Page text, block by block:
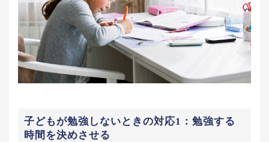
子どもが勉強しないときの対応1：勉強する
時間を決めさせる